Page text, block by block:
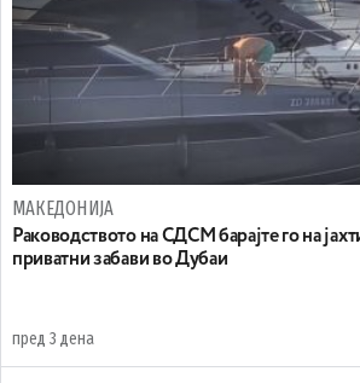
МАКЕДОНИЈА
Раководството на СДСМ барајте го на
приватни забави во Дубаи
пред 3 дена